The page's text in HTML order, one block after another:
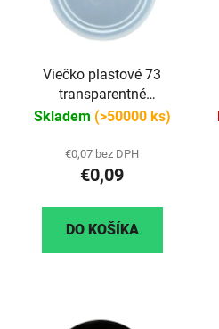
Viečko plastové 73
transparentné
(priehľadné)
Skladem (>50000 ks)
€0,07 bez DPH
€0,09
DO KOŠÍKA